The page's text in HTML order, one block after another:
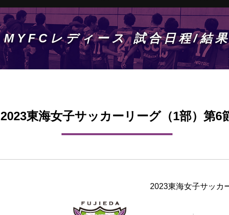
MYFCレディース 試合日程/結果
2023東海女子サッカーリーグ（1部）第6
2023東海女子サッカ